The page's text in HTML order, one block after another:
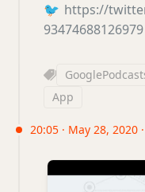
🐦 https://
93474688126979
App
20:05 · May 28, 2020